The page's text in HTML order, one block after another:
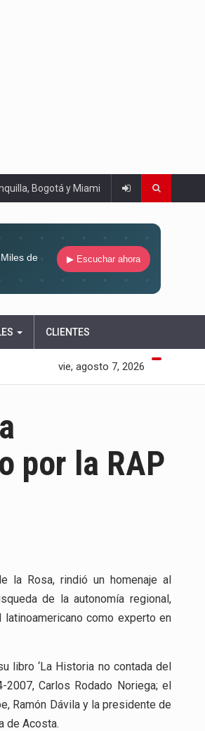
Bogotá y Miami
Miles de
▶ Escuchar ahora
CLIENTES
vie, agosto 7, 2026
por la RAP
la Rosa, rindió un homenaje al
de la autonomía regional,
como experto en
libro ‘La Historia no contada del
Carlos Rodado Noriega; el
Ramón Dávila y la presidente de
de Acosta.